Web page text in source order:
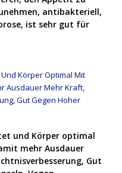
antibakteriell,
ist sehr gut für
und Körper optimal
mehr Ausdauer
Gut